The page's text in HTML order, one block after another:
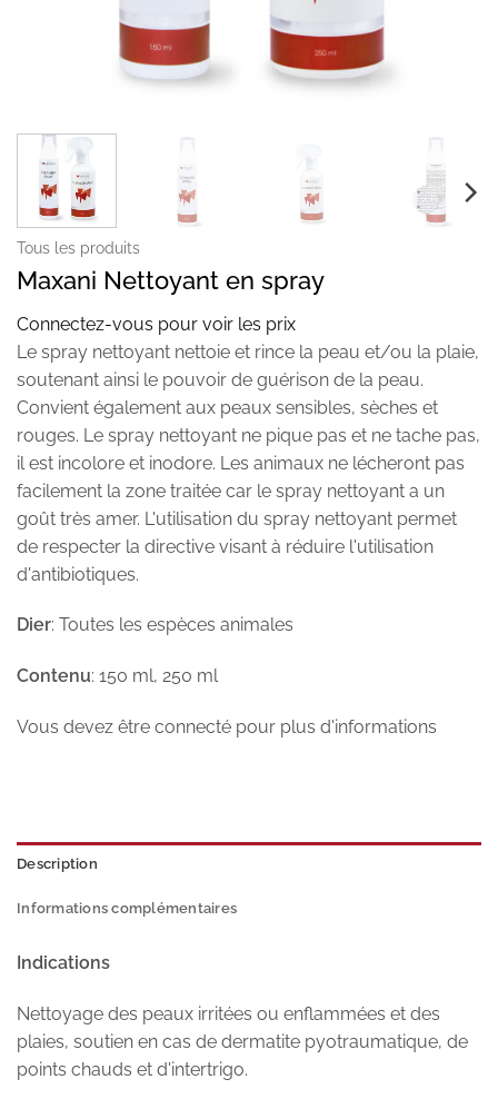
Tous les produits
Maxani Nettoyant en spray
Connectez-vous pour voir les prix
Le spray nettoyant nettoie et rince la peau et/ou la plaie,
soutenant ainsi le pouvoir de guérison de la peau.
Convient également aux peaux sensibles, sèches et
rouges. Le spray nettoyant ne pique pas et ne tache pas,
il est incolore et inodore. Les animaux ne lécheront pas
facilement la zone traitée car le spray nettoyant a un
goût très amer. L'utilisation du spray nettoyant permet
de respecter la directive visant à réduire l'utilisation
d'antibiotiques.
Dier: Toutes les espèces animales
Contenu: 150 ml, 250 ml
Vous devez être connecté pour plus d'informations
Description
Informations complémentaires
Indications
Nettoyage des peaux irritées ou enflammées et des
plaies, soutien en cas de dermatite pyotraumatique, de
points chauds et d'intertrigo.